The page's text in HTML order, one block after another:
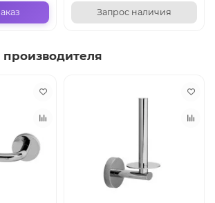
Запрос наличия
производителя